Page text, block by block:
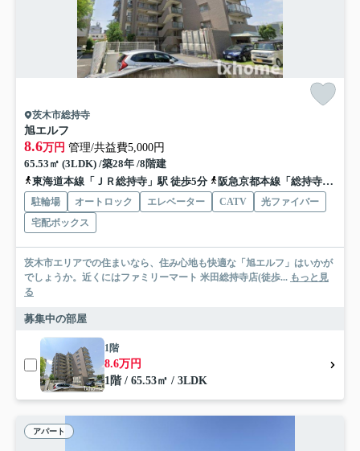
茨木市総持寺
旭エルフ
8.6万円 管理/共益費5,000円
65.53㎡ (3LDK) /築28年 /8階建
東海道本線「ＪＲ総持寺」駅 徒歩5分
阪急京都本線「総持寺」駅 徒歩8分
駐輪場 オートロック エレベーター CATV
光ファイバー
宅配ボックス
茨木市エリアでの住まいなら、住み心地も快適な「旭エルフ」はいかが
でしょうか。近くにはファミリーマート 米田総持寺店(徒歩... もっと見
る
募集中の部屋
1階
8.6万円
1階 / 65.53㎡ / 3LDK
アパート